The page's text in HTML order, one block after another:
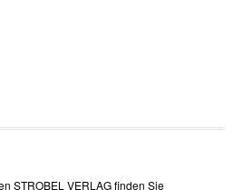
STROBEL VERLAG finden Sie